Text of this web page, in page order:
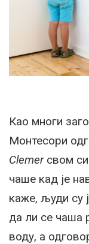
Као многи
Монтесори
Clemerсвом
чаше кад је
каже, људи су
да ли се чаша
воду, а